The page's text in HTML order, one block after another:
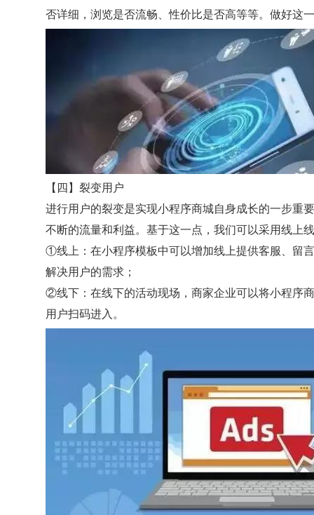
否详细，浏览是否流畅、性价比是否高等等。做好这
【四】裂变用户
进行用户的裂变是实现小程序商城自身成长的一步重
不断的流量和利益。基于这一点，我们可以采用线上
①线上：在小程序模板中可以增加线上提供客服、留
解决用户的需求；
②线下：在线下的活动现场，商家企业可以将小程序
用户扫码进入。